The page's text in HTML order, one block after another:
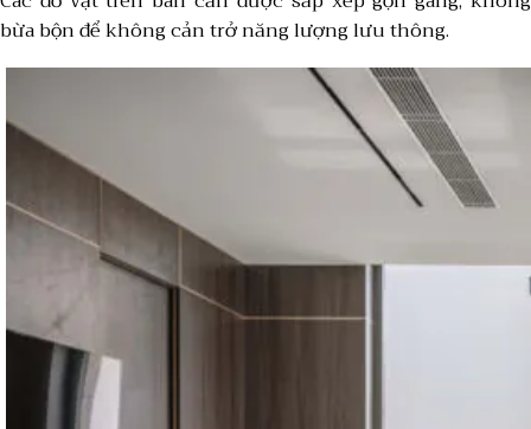
bừa bộn để không cản trở năng lượng lưu thông.